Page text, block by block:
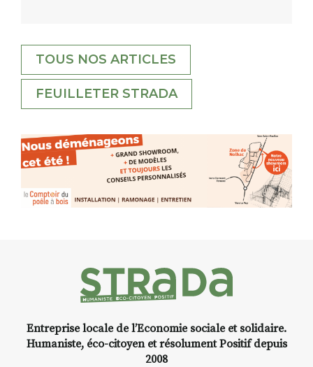
TOUS NOS ARTICLES
FEUILLETER STRADA
Entreprise locale de l’Economie sociale et solidaire.
Humaniste, éco-citoyen et résolument Positif depuis
2008